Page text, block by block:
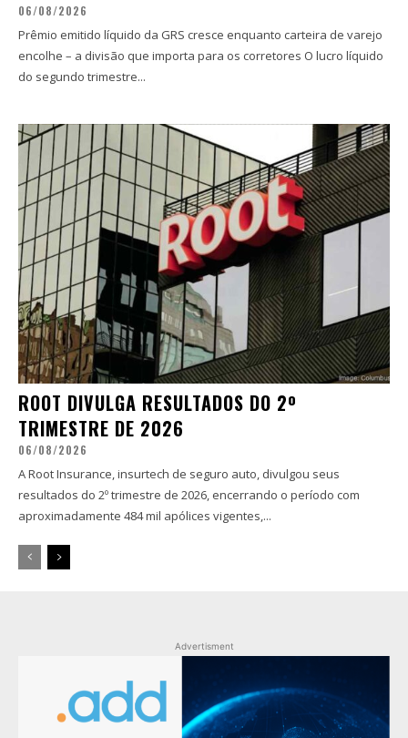
06/08/2026
Prêmio emitido líquido da GRS cresce enquanto carteira de varejo
encolhe – a divisão que importa para os corretores O lucro líquido
do segundo trimestre...
ROOT DIVULGA RESULTADOS DO 2º
TRIMESTRE DE 2026
06/08/2026
A Root Insurance, insurtech de seguro auto, divulgou seus
resultados do 2º trimestre de 2026, encerrando o período com
aproximadamente 484 mil apólices vigentes,...
Advertisment